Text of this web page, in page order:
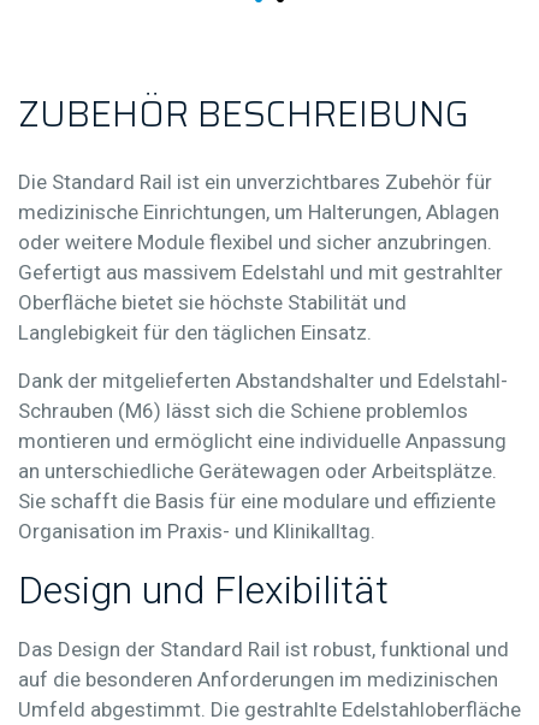
ZUBEHÖR BESCHREIBUNG
Die Standard Rail ist ein unverzichtbares Zubehör für
medizinische Einrichtungen, um Halterungen, Ablagen
oder weitere Module flexibel und sicher anzubringen.
Gefertigt aus massivem Edelstahl und mit gestrahlter
Oberfläche bietet sie höchste Stabilität und
Langlebigkeit für den täglichen Einsatz.
Dank der mitgelieferten Abstandshalter und Edelstahl-
Schrauben (M6) lässt sich die Schiene problemlos
montieren und ermöglicht eine individuelle Anpassung
an unterschiedliche Gerätewagen oder Arbeitsplätze.
Sie schafft die Basis für eine modulare und effiziente
Organisation im Praxis- und Klinikalltag.
Design und Flexibilität
Das Design der Standard Rail ist robust, funktional und
auf die besonderen Anforderungen im medizinischen
Umfeld abgestimmt. Die gestrahlte Edelstahloberfläche